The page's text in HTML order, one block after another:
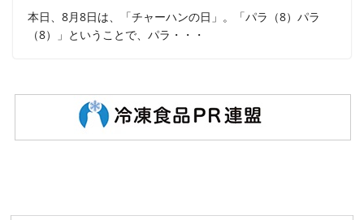
本日、8月8日は、「チャーハンの日」。「パラ（8）パラ
（8）」ということで、パラ・・・